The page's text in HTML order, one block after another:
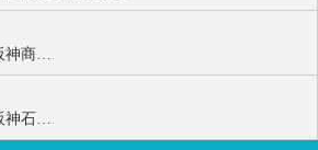
神商…
神石…